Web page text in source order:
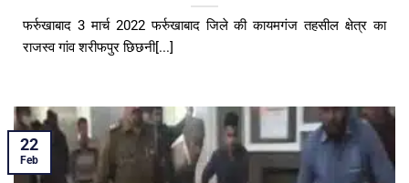
फर्रुखाबाद 3 मार्च 2022 फर्रुखाबाद जिले की कायमगंज तहसील क्षेत्र का
राजस्व गांव शरीफपुर छिछनी[...]
22
Feb